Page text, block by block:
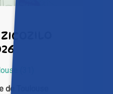
(31)
de Toulouse